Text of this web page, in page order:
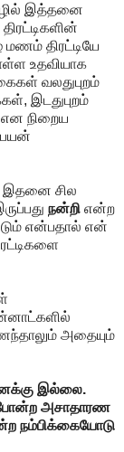
இத்தனை
மணம் திரட்டியே
உதவியாக
வலதுபுறம்
இடதுபுறம்
நிறைய
பயன்
இதனை சில
நன்றி என்ற
என்பதால் என்
அதையும்
இல்லை.
அசாதாரண
நம்பிக்கையோடு